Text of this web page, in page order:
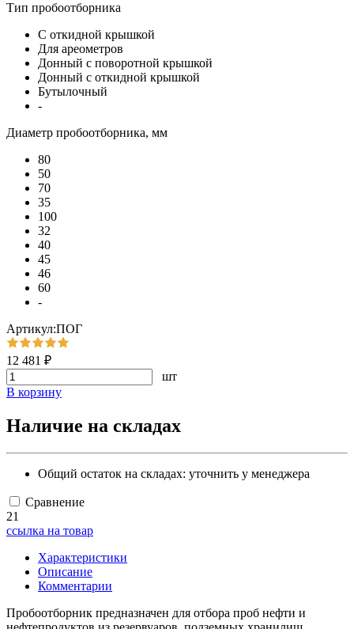
Тип пробоотборника
С откидной крышкой
Для ареометров
Донный с поворотной крышкой
Донный с откидной крышкой
Бутылочный
-
Диаметр пробоотборника, мм
80
50
70
35
100
32
40
45
46
60
-
Артикул:ПОГ
12 481 ₽
шт
В корзину
Наличие на складах
Общий остаток на складах: уточнить у менеджера
Сравнение
21
ссылка на товар
Характеристики
Описание
Комментарии
Пробоотборник предназначен для отбора проб нефти и